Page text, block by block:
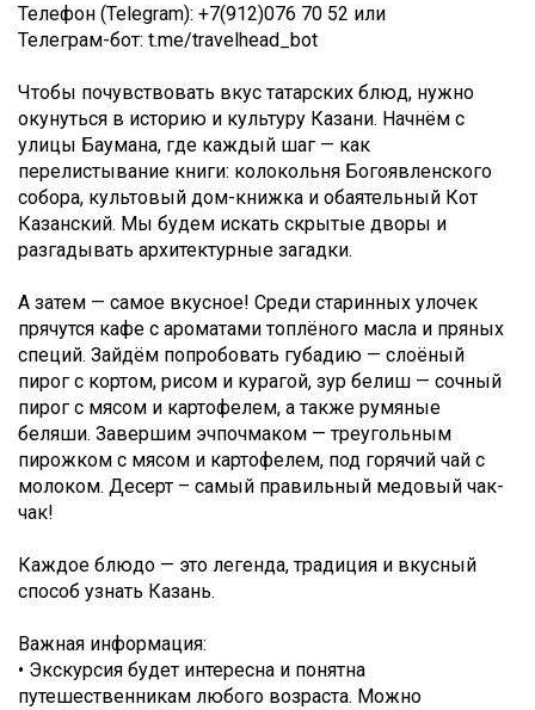
Телефон (Telegram): +7(912)076 70 52 или
Телеграм-бот: t.me/travelhead_bot
Чтобы почувствовать вкус татарских блюд, нужно
окунуться в историю и культуру Казани. Начнём с
улицы Баумана, где каждый шаг — как
перелистывание книги: колокольня Богоявленского
собора, культовый дом-книжка и обаятельный Кот
Казанский. Мы будем искать скрытые дворы и
разгадывать архитектурные загадки.
А затем — самое вкусное! Среди старинных улочек
прячутся кафе с ароматами топлёного масла и пряных
специй. Зайдём попробовать губадию — слоёный
пирог с кортом, рисом и курагой, зур белиш — сочный
пирог с мясом и картофелем, а также румяные
беляши. Завершим эчпочмаком — треугольным
пирожком с мясом и картофелем, под горячий чай с
молоком. Десерт – самый правильный медовый чак-
чак!
Каждое блюдо — это легенда, традиция и вкусный
способ узнать Казань.
Важная информация:
• Экскурсия будет интересна и понятна
путешественникам любого возраста. Можно